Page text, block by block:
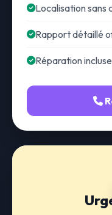
Localisation sans
Rapport détaillé
Réparation